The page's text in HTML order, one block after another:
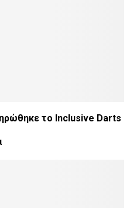
το Inclusive Darts